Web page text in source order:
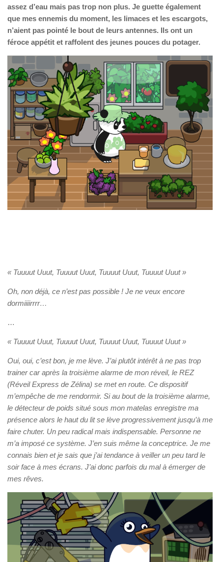
assez d’eau mais pas trop non plus. Je guette également
que mes ennemis du moment, les limaces et les escargots,
n’aient pas pointé le bout de leurs antennes. Ils ont un
féroce appétit et raffolent des jeunes pouces du potager.
« Tuuuut Uuut, Tuuuut Uuut, Tuuuut Uuut, Tuuuut Uuut »
Oh, non déjà, ce n’est pas possible ! Je ne veux encore
dormiiiirrrr…
…
« Tuuuut Uuut, Tuuuut Uuut, Tuuuut Uuut, Tuuuut Uuut »
Oui, oui, c’est bon, je me lève. J’ai plutôt intérêt à ne pas trop
trainer car après la troisième alarme de mon réveil, le REZ
(Réveil Express de Zélina) se met en route. Ce dispositif
m’empêche de me rendormir. Si au bout de la troisième alarme,
le détecteur de poids situé sous mon matelas enregistre ma
présence alors le haut du lit se lève progressivement jusqu’à me
faire chuter. Un peu radical mais indispensable. Personne ne
m’a imposé ce système. J’en suis même la conceptrice. Je me
connais bien et je sais que j’ai tendance à veiller un peu tard le
soir face à mes écrans. J’ai donc parfois du mal à émerger de
mes rêves.